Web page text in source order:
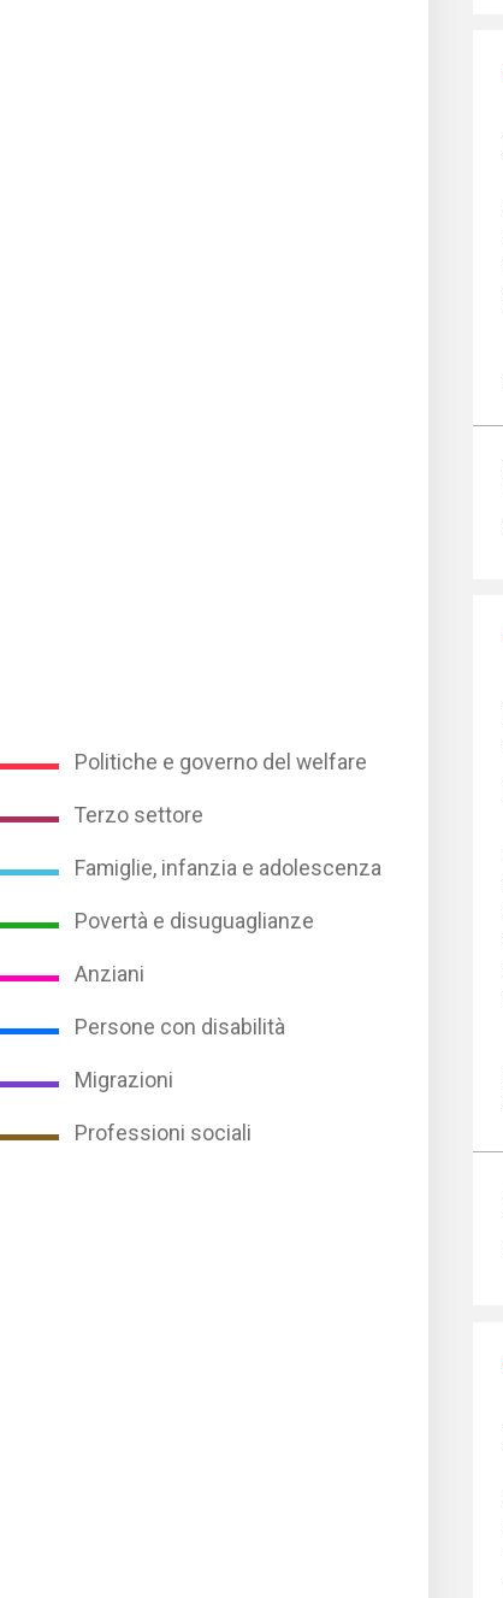
Politiche e governo del welfare
Terzo settore
Famiglie, infanzia e adolescenza
Povertà e disuguaglianze
Anziani
Persone con disabilità
Migrazioni
Professioni sociali